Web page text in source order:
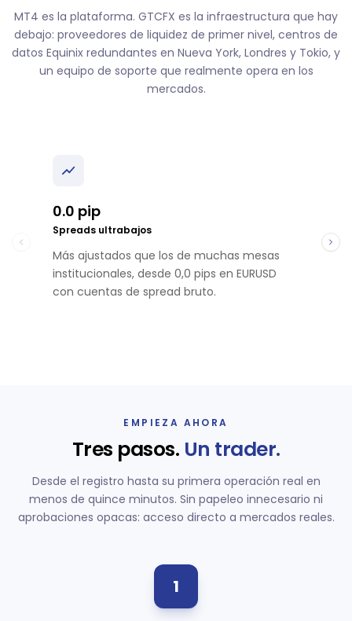
MT4 es la plataforma. GTCFX es la infraestructura que hay
debajo: proveedores de liquidez de primer nivel, centros de
datos Equinix redundantes en Nueva York, Londres y Tokio, y
un equipo de soporte que realmente opera en los
mercados.
0.0 pip
Spreads ultrabajos
Más ajustados que los de muchas mesas
institucionales, desde 0,0 pips en EURUSD
con cuentas de spread bruto.
EMPIEZA AHORA
Tres pasos. Un trader.
Desde el registro hasta su primera operación real en
menos de quince minutos. Sin papeleo innecesario ni
aprobaciones opacas: acceso directo a mercados reales.
1